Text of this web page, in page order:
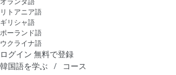
リトアニア語
ギリシャ語
ポーランド語
ウクライナ語
ログイン 無料で登録
韓国語を学ぶ
コース